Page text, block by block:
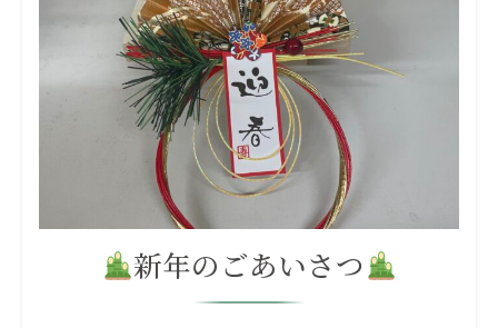
新年のごあいさつ